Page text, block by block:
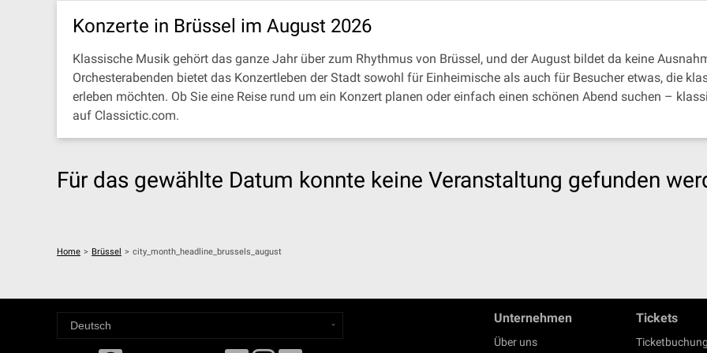
Konzerte in Brüssel im August 2026
Klassische Musik gehört das ganze Jahr über zum Rhythmus von Brüssel, und der August bildet da keine
Orchesterabenden bietet das Konzertleben der Stadt sowohl für Einheimische als auch für Besucher etwas, die
erleben möchten. Ob Sie eine Reise rund um ein Konzert planen oder einfach einen schönen Abend suchen –
auf Classictic.com.
Für das gewählte Datum konnte keine Veranstaltung gefunden
Home > Brüssel > city_month_headline_brussels_august
Unternehmen
Über uns
Tickets